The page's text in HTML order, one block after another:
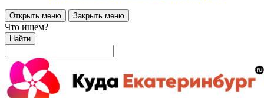
Открыть меню Закрыть меню
Что ищем?
Найти